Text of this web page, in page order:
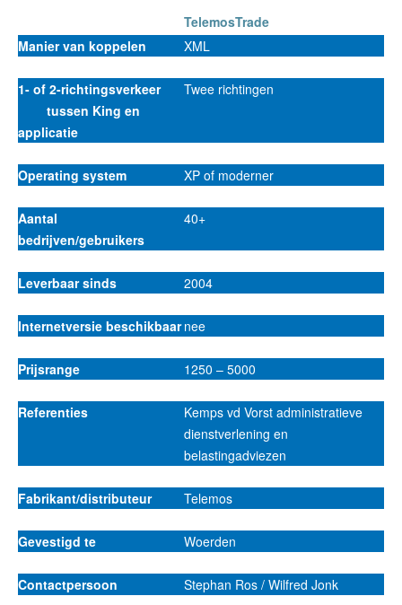
TelemosTrade
Manier van koppelen
XML
1- of 2-richtingsverkeer
tussen King en
applicatie
Twee richtingen
Operating system XP of moderner
Aantal
bedrijven/gebruikers
40+
Leverbaar sinds 2004
Internetversie beschikbaar nee
Prijsrange 1250 – 5000
Referenties
Kemps vd Vorst administratieve
dienstverlening en
belastingadviezen
Fabrikant/distributeur Telemos
Gevestigd te Woerden
Contactpersoon Stephan Ros / Wilfred Jonk